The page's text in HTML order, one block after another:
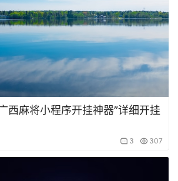
西麻将小程序开挂神器”详细开挂
3 307